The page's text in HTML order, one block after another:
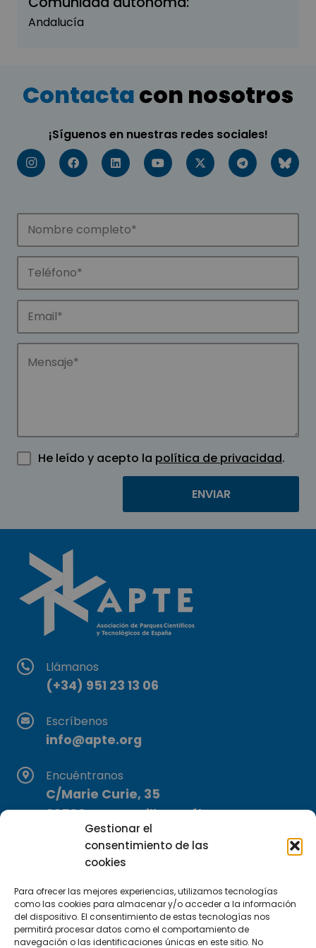
Gestionar el
consentimiento de las
cookies
Para ofrecer las mejores experiencias, utilizamos tecnologías
como las cookies para almacenar y/o acceder a la información
del dispositivo. El consentimiento de estas tecnologías nos
permitirá procesar datos como el comportamiento de
navegación o las identificaciones únicas en este sitio. No
Andalucía
Contactacon nosotros
¡Síguenos en nuestras redes sociales!
He leído y acepto la política de privacidad.
Llámanos
(+34) 951 23 13 06
Escríbenos
info@apte.org
Encuéntranos
C/Marie Curie, 35
29590 Campanillas, Málaga
Suscríbete a nuestra Newsletter